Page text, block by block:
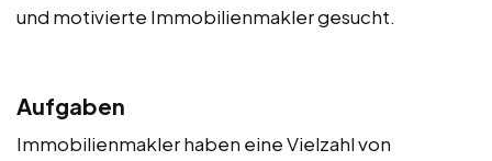
und motivierte Immobilienmakler gesucht.
Aufgaben
Immobilienmakler haben eine Vielzahl von